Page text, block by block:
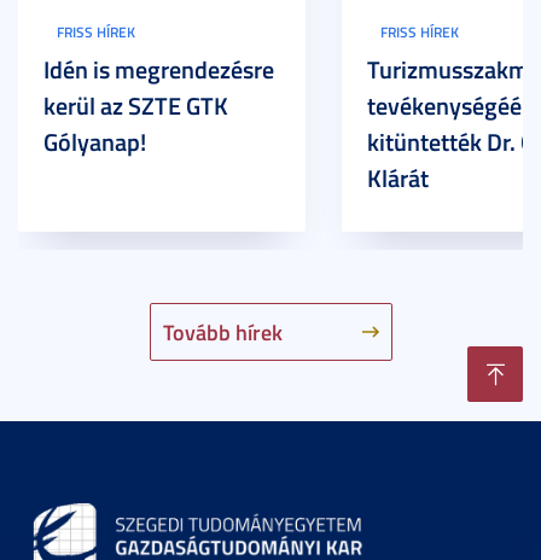
Tovább hírek
FRISS HÍREK
Idén is megrendezésre
kerül az SZTE GTK
Gólyanap!
FRISS HÍREK
tevékenységéért
kitüntették Dr.
Klárát